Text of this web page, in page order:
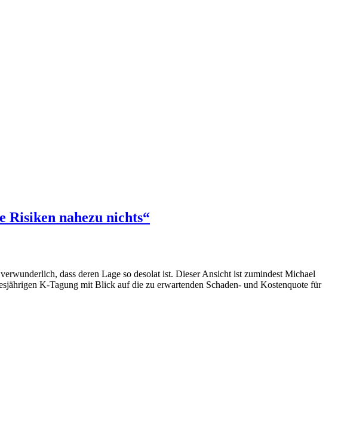
Risiken nahezu nichts“
dass deren Lage so desolat ist. Dieser Ansicht ist zumindest Michael
K-Tagung mit Blick auf die zu erwartenden Schaden- und Kostenquote für